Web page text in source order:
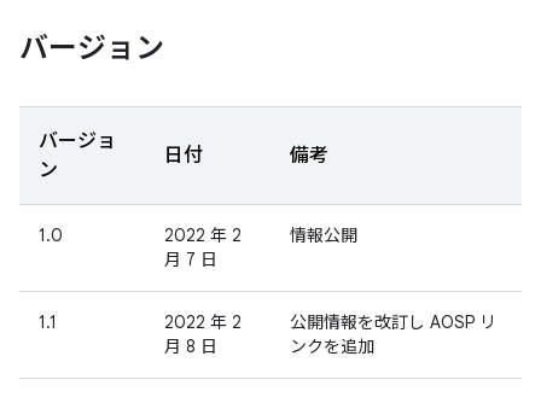
バージョン
バージョ
ン
日付 備考
1.0
2022 年 2
月 7 日
情報公開
1.1
2022 年 2
月 8 日
公開情報を改訂し AOSP リ
ンクを追加